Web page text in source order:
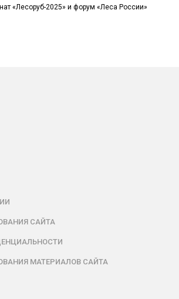
«Лесоруб-2025» и форум «Леса России»
САЙТА
МАТЕРИАЛОВ САЙТА